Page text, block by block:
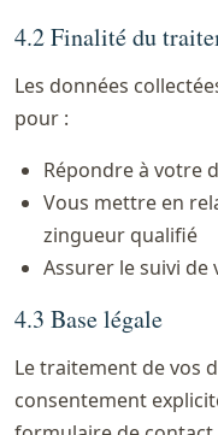
4.2 Finalité du
Les données
pour :
Répondre à votre
Vous mettre en
zingueur qualifié
Assurer le suivi
4.3 Base légale
Le traitement de vos
consentement